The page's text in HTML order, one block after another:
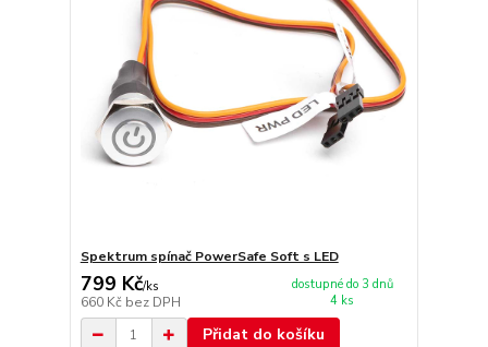
Spektrum spínač PowerSafe Soft s LED
799 Kč/ks
660 Kč bez DPH
dostupné do 3 dnů
4 ks
Přidat do košíku